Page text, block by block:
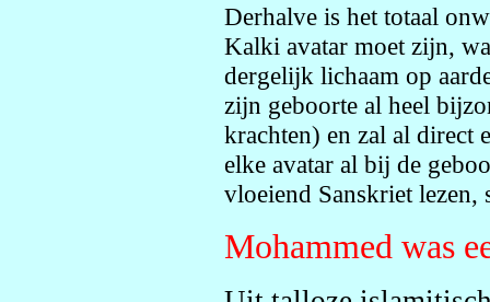
Derhalve is het totaal
Kalki avatar moet zijn,
dergelijk lichaam op
zijn geboorte al heel
krachten) en zal al direct
elke avatar al bij de
vloeiend Sanskriet lezen,
Mohammed was